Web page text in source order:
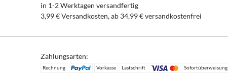
in 1-2 Werktagen versandfertig
3,99 € Versandkosten, ab 34,99 € versandkostenfrei
Zahlungsarten:
Rechnung Vorkasse Lastschrift Sofortüberweisung